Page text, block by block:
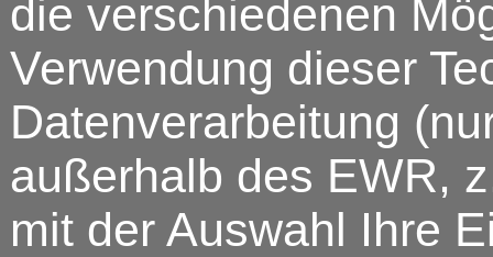
die verschiedenen
Verwendung dieser
Datenverarbeitung
außerhalb des EWR,
mit der Auswahl Ihre